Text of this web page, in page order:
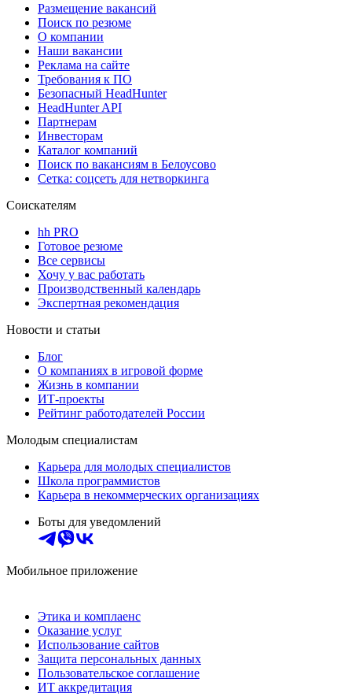
Размещение вакансий
Поиск по резюме
О компании
Наши вакансии
Реклама на сайте
Требования к ПО
Безопасный HeadHunter
HeadHunter API
Партнерам
Инвесторам
Каталог компаний
Поиск по вакансиям в Белоусово
Сетка: соцсеть для нетворкинга
Соискателям
hh PRO
Готовое резюме
Все сервисы
Хочу у вас работать
Производственный календарь
Экспертная рекомендация
Новости и статьи
Блог
О компаниях в игровой форме
Жизнь в компании
ИТ-проекты
Рейтинг работодателей России
Молодым специалистам
Карьера для молодых специалистов
Школа программистов
Карьера в некоммерческих организациях
Боты для уведомлений
Мобильное приложение
Этика и комплаенс
Оказание услуг
Использование сайтов
Защита персональных данных
Пользовательское соглашение
ИТ аккредитация